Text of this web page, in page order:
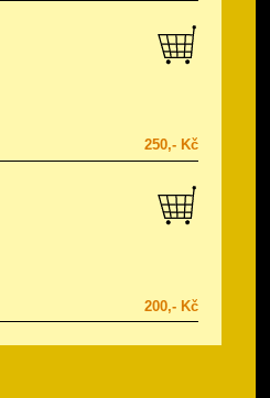
250,- Kč
200,- Kč